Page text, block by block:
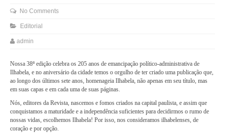
No Comments
Editorial
admin
Nossa 38a edição celebra os 205 anos de emancipação político-administrativa de
Ilhabela, e no aniversário da cidade temos o orgulho de ter criado uma publicação que,
ao longo dos últimos sete anos, homenageia Ilhabela, não apenas em seu título, mas
em suas capas e em cada uma de suas páginas.
Nós, editores da Revista, nascemos e fomos criados na capital paulista, e assim que
conquistamos a maturidade e a independência suficientes para decidirmos o rumo de
nossas vidas, escolhemos Ilhabela! Por isso, nos consideramos ilhabelenses, de
coração e por opção.